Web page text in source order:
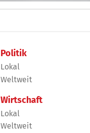
Politik
Lokal
Weltweit
Wirtschaft
Lokal
Weltweit